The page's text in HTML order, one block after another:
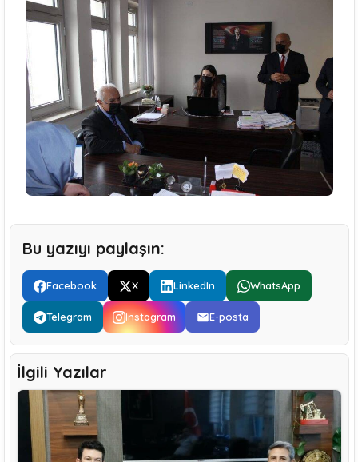
Bu yazıyı paylaşın:
Facebook X LinkedIn WhatsApp
Telegram Instagram E-posta
İlgili Yazılar